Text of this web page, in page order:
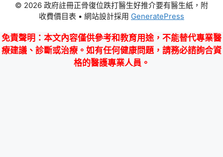
© 2026 政府註冊正骨復位跌打醫生好推介要有醫生紙，附
收費價目表 • 網站設計採用 GeneratePress
免責聲明 ：本文內容僅供參考和教育用途，不能替代專業醫
療建議、診斷或治療。如有任何健康問題，請務必諮詢合資
格的醫護專業人員。